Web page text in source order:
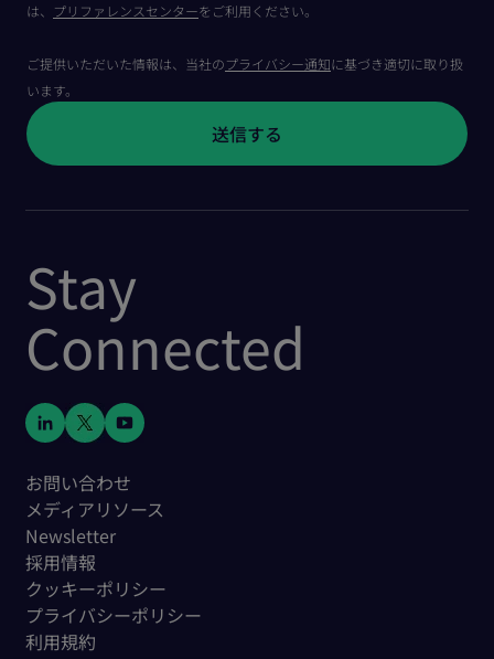
は、
プリファレンスセンターをご利用ください。
ご提供いただいた情報は、当社のプライバシー通知に基づき適切に取り扱
います。
Stay
Connected
お問い合わせ
メディアリソース
Newsletter
採用情報
クッキーポリシー
プライバシーポリシー
利用規約